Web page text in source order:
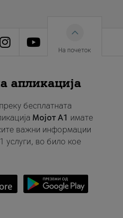
На почеток
апликација
бесплатната
Мојот A1 имате
важни информации
услуги, во било кое